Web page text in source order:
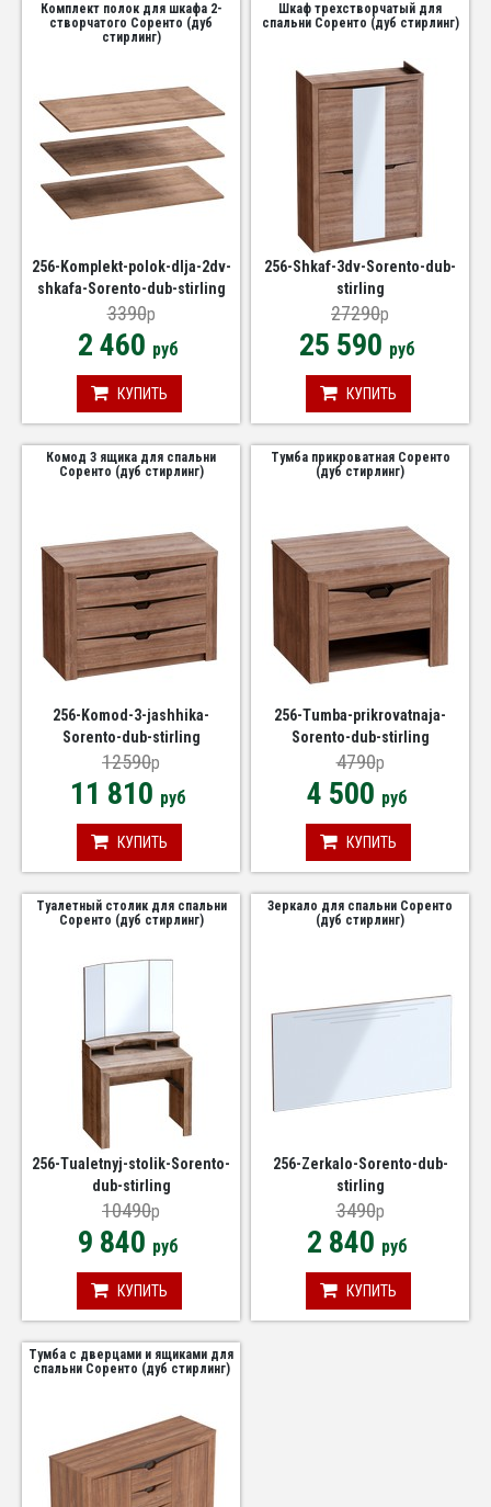
Комплект полок для шкафа 2-
створчатого Соренто (дуб
стирлинг)
256-Komplekt-polok-dlja-2dv-
shkafa-Sorento-dub-stirling
3390p
2 460 руб
КУПИТЬ
Шкаф трехстворчатый для
спальни Соренто (дуб стирлинг)
256-Shkaf-3dv-Sorento-dub-
stirling
27290p
25 590 руб
КУПИТЬ
Комод 3 ящика для спальни
Соренто (дуб стирлинг)
256-Komod-3-jashhika-
Sorento-dub-stirling
12590p
11 810 руб
КУПИТЬ
Тумба прикроватная Соренто
(дуб стирлинг)
256-Tumba-prikrovatnaja-
Sorento-dub-stirling
4790p
4 500 руб
КУПИТЬ
Туалетный столик для спальни
Соренто (дуб стирлинг)
256-Tualetnyj-stolik-Sorento-
dub-stirling
10490p
9 840 руб
КУПИТЬ
Зеркало для спальни Соренто
(дуб стирлинг)
256-Zerkalo-Sorento-dub-
stirling
3490p
2 840 руб
КУПИТЬ
Тумба с дверцами и ящиками для
спальни Соренто (дуб стирлинг)